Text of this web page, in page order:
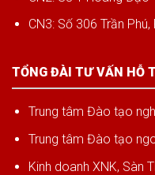
CN3: Số 306 Trần Phú,
TỔNG ĐÀI TƯ VẤN HỖ
Trung tâm Đào tạo
Trung tâm Đào tạo
Kinh doanh XNK, Sàn